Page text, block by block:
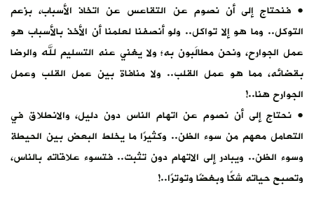
• فنحتاج إلى أن نصوم عن التقاعس عن اتخاذ الأسباب، بزعم
التوكل.. وما هو إلا تواكل.. ولو أنصفنا لعلمنا أن الأخذ بالأسباب هو
عمل الجوارح، ونحن مطالَبون به؛ ولا يغني عنه التسليم لله والرضا
بقضائه، مما هو عمل القلب.. ولا منافاة بين عمل القلب وعمل
الجوارح هنا..!
• نحتاج إلى أن نصوم عن اتهام الناس دون دليل، والانطلاق في
التعامل معهم من سوء الظن.. وكثيرًا ما يخلط البعض بين الحيطة
وسوء الظن.. ويبادر إلى الاتهام دون تثبت.. فتسوء علاقاته بالناس،
وتصبح حياته شكًا وبغضًا وتوترًا..!